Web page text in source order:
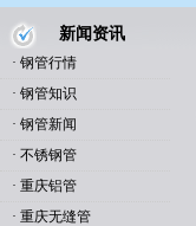
新闻资讯
· 钢管行情
· 钢管知识
· 钢管新闻
· 不锈钢管
· 重庆铝管
· 重庆无缝管